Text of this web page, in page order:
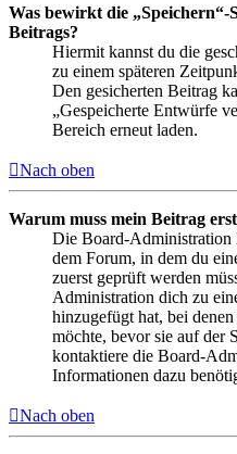
Was bewirkt die „Speichern“-
Beitrags?
Hiermit kannst du die
zu einem späteren
Den gesicherten Beitrag
„Gespeicherte Entwürfe
Bereich erneut laden.
Nach oben
Warum muss mein Beitrag
Die Board-Administration
dem Forum, in dem du
zuerst geprüft werden
Administration dich zu
hinzugefügt hat, bei
möchte, bevor sie auf der
kontaktiere die Board-
Informationen dazu
Nach oben